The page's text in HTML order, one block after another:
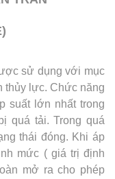
sử dụng với mục
thủy lực. Chức năng
suất lớn nhất trong
quá tải. Trong quá
thái đóng. Khi áp
mức ( giá trị định
mở ra cho phép